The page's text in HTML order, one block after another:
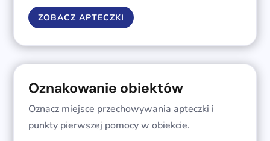
ZOBACZ APTECZKI
Oznakowanie obiektów
Oznacz miejsce przechowywania apteczki i
punkty pierwszej pomocy w obiekcie.